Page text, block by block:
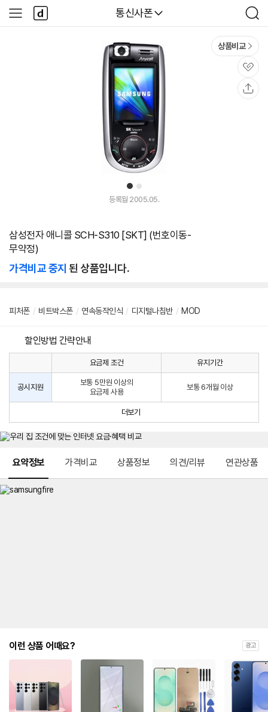
다나와
통신사폰
검
색
사
이
다
나
와
1 2
상품비교
관
심
등록월 2005.05.
삼성전자 애니콜 SCH-S310 [SKT] (번호이동-
무약정)
가격비교 중지 된 상품입니다.
피처폰 / 비트박스폰 / 연속동작인식 / 디지털나침반 / MOD
할인방법 간략안내
원
선
택
약
정
는
대
략
인
사
인
법
요금제 조건 유지기간
공시지원
보통 5만원 이상의
요금제 사용
보통 6개월 이상
더보기
요약정보 가격비교 상품정보 의견/리뷰 연관상품
이런 상품 어때요? 광고